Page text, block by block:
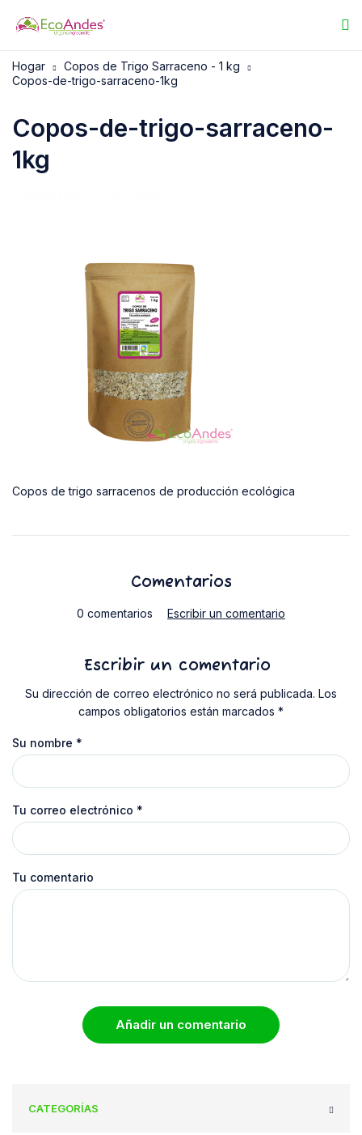
Hogar
Copos de Trigo Sarraceno - 1 kg
Copos-de-trigo-sarraceno-1kg
Copos-de-trigo-sarraceno-
1kg
Copos de trigo sarracenos de producción ecológica
Comentarios
0 comentarios Escribir un comentario
Escribir un comentario
Su dirección de correo electrónico no será publicada. Los
campos obligatorios están marcados *
Su nombre *
Tu correo electrónico *
Tu comentario
Añadir un comentario
CATEGORÍAS